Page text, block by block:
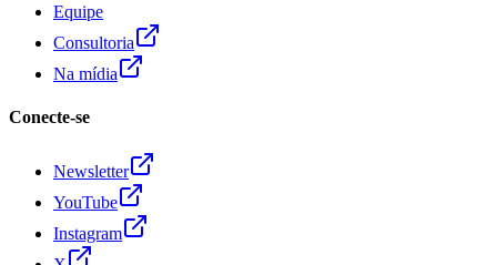
Equipe
Consultoria
Na mídia
Conecte-se
Newsletter
YouTube
Instagram